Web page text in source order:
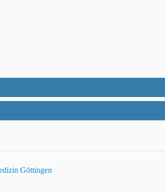
Göttingen